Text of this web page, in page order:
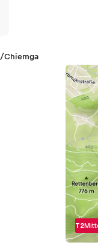
/Chiemgauer Alpen
T2